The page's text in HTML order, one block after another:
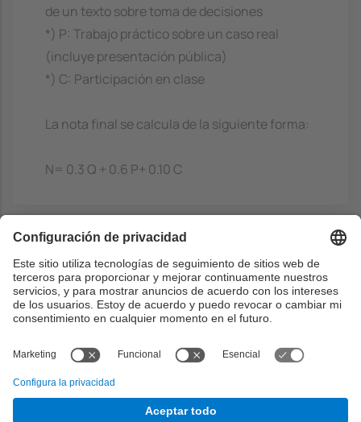
de un texto sobre toma de decisiones
*) P: Trabajo práctico sobre un caso real
(incluye presentación pública)
*) C: Participación en clase
La nota final se calcula de la siguiente forma:
N= 0.3 Q + 0.6 P+ 0.10 C
Bibliografía
Básico
Health Research Policy and Systems
Gibert K, C. García-Alonso, L. Salvador
Systems, 2010 8(28):1-16..
http://cataleg.upc.edu/record=b1409735